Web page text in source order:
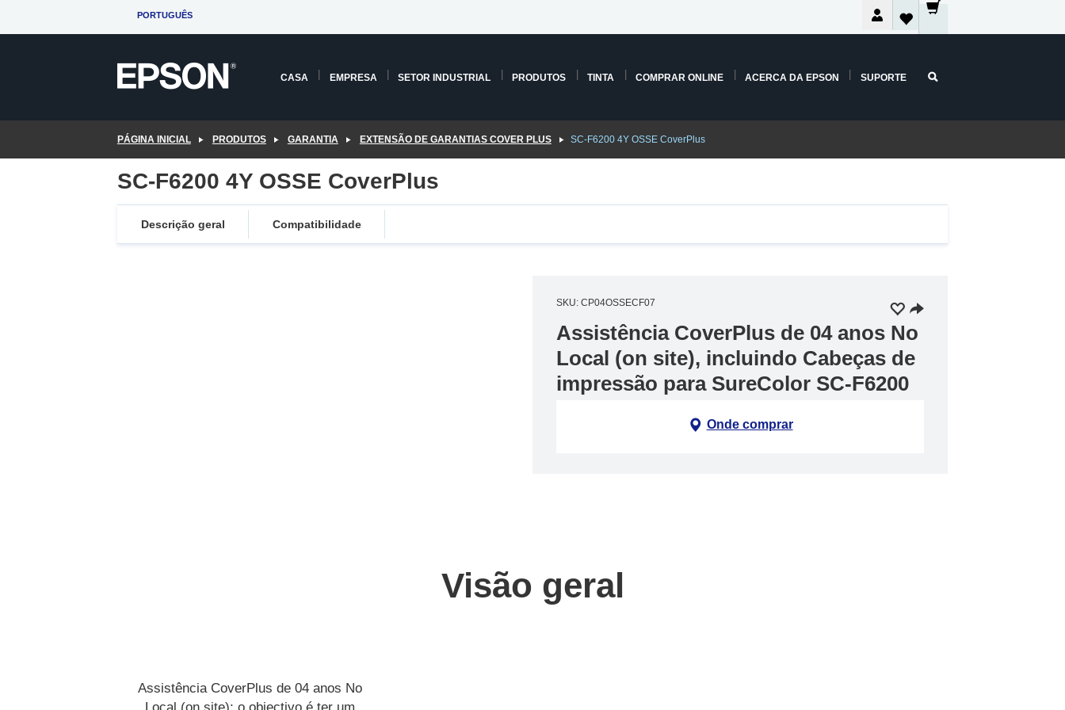
PORTUGUÊS
CASA EMPRESA SETOR INDUSTRIAL PRODUTOS TINTA COMPRAR ONLINE ACERCA DA EPSON SUPORTE
PÁGINA INICIAL PRODUTOS GARANTIA EXTENSÃO DE GARANTIAS COVER PLUS SC-F6200 4Y OSSE CoverPlus
SC-F6200 4Y OSSE CoverPlus
Descrição geral Compatibilidade
SKU: CP04OSSECF07
Assistência CoverPlus de 04 anos No
Local (on site), incluindo Cabeças de
impressão para SureColor SC-F6200
Onde comprar
Visão geral
Assistência CoverPlus de 04 anos No